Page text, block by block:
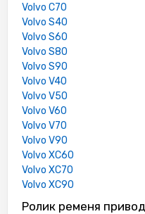
Volvo C70
Volvo S40
Volvo S60
Volvo S80
Volvo S90
Volvo V40
Volvo V50
Volvo V60
Volvo V70
Volvo V90
Volvo XC60
Volvo XC70
Volvo XC90
Ролик ременя